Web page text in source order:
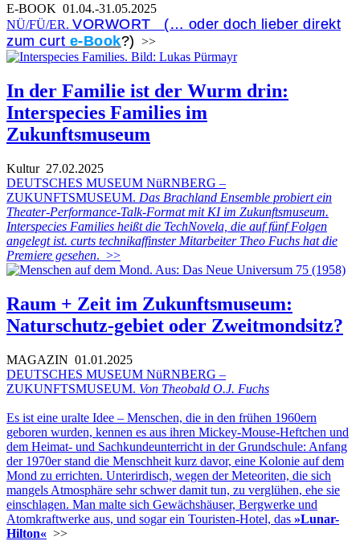
E-BOOK 01.04.-31.05.2025
NÜ/FÜ/ER. VORWORT (… oder doch lieber direkt
zum curt e-Book?) >>
In der Familie ist der Wurm drin:
Interspecies Families im
Zukunftsmuseum
Kultur27.02.2025
DEUTSCHES MUSEUM NüRNBERG –
ZUKUNFTSMUSEUM. Das Brachland Ensemble probiert ein
Theater-Performance-Talk-Format mit KI im Zukunftsmuseum.
Interspecies Families heißt die TechNovela, die auf fünf Folgen
angelegt ist. curts technikaffinster Mitarbeiter Theo Fuchs hat die
Premiere gesehen. >>
Raum + Zeit im Zukunftsmuseum:
Naturschutz-gebiet oder Zweitmondsitz?
MAGAZIN 01.01.2025
DEUTSCHES MUSEUM NüRNBERG –
ZUKUNFTSMUSEUM. Von Theobald O.J. Fuchs
Es ist eine uralte Idee – Menschen, die in den frühen 1960ern
geboren wurden, kennen es aus ihren Mickey-Mouse-Heftchen und
dem Heimat- und Sachkundeunterricht in der Grundschule: Anfang
der 1970er stand die Menschheit kurz davor, eine Kolonie auf dem
Mond zu errichten. Unterirdisch, wegen der Meteoriten, die sich
mangels Atmosphäre sehr schwer damit tun, zu verglühen, ehe sie
einschlagen. Man malte sich Gewächshäuser, Bergwerke und
Atomkraftwerke aus, und sogar ein Touristen-Hotel, das »Lunar-
Hilton« >>